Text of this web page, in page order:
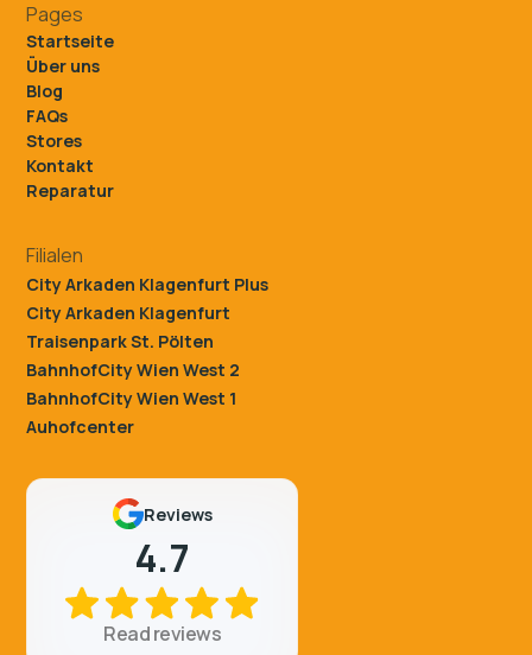
Pages
Startseite
Über uns
Blog
FAQs
Stores
Kontakt
Reparatur
Filialen
City Arkaden Klagenfurt Plus
City Arkaden Klagenfurt
Traisenpark St. Pölten
BahnhofCity Wien West 2
BahnhofCity Wien West 1
Auhofcenter
Reviews
4.7
Read reviews